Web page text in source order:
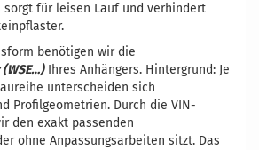
sorgt für leisen Lauf und verhindert
benötigen wir die
Ihres Anhängers. Hintergrund: Je
unterscheiden sich
Profilgeometrien. Durch die VIN-
den exakt passenden
ohne Anpassungsarbeiten sitzt. Das